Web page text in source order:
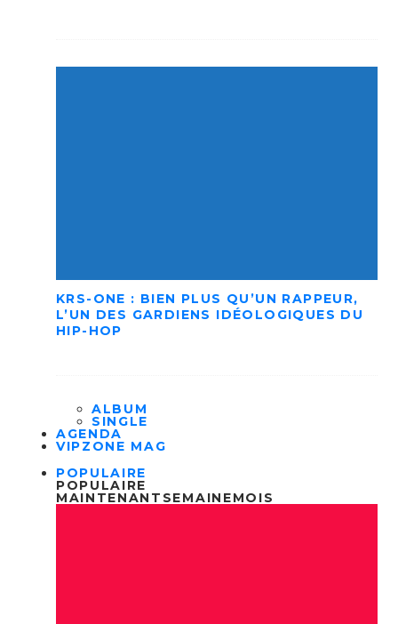
KRS-ONE : BIEN PLUS QU’UN RAPPEUR,
L’UN DES GARDIENS IDÉOLOGIQUES DU
HIP-HOP
ALBUM
SINGLE
AGENDA
VIPZONE MAG
POPULAIRE
POPULAIRE
MAINTENANT SEMAINEMOIS